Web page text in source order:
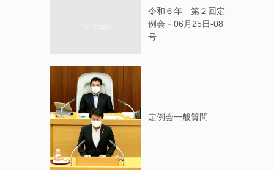
令和６年 第２回定
例会－06月25日-08
号
定例会一般質問